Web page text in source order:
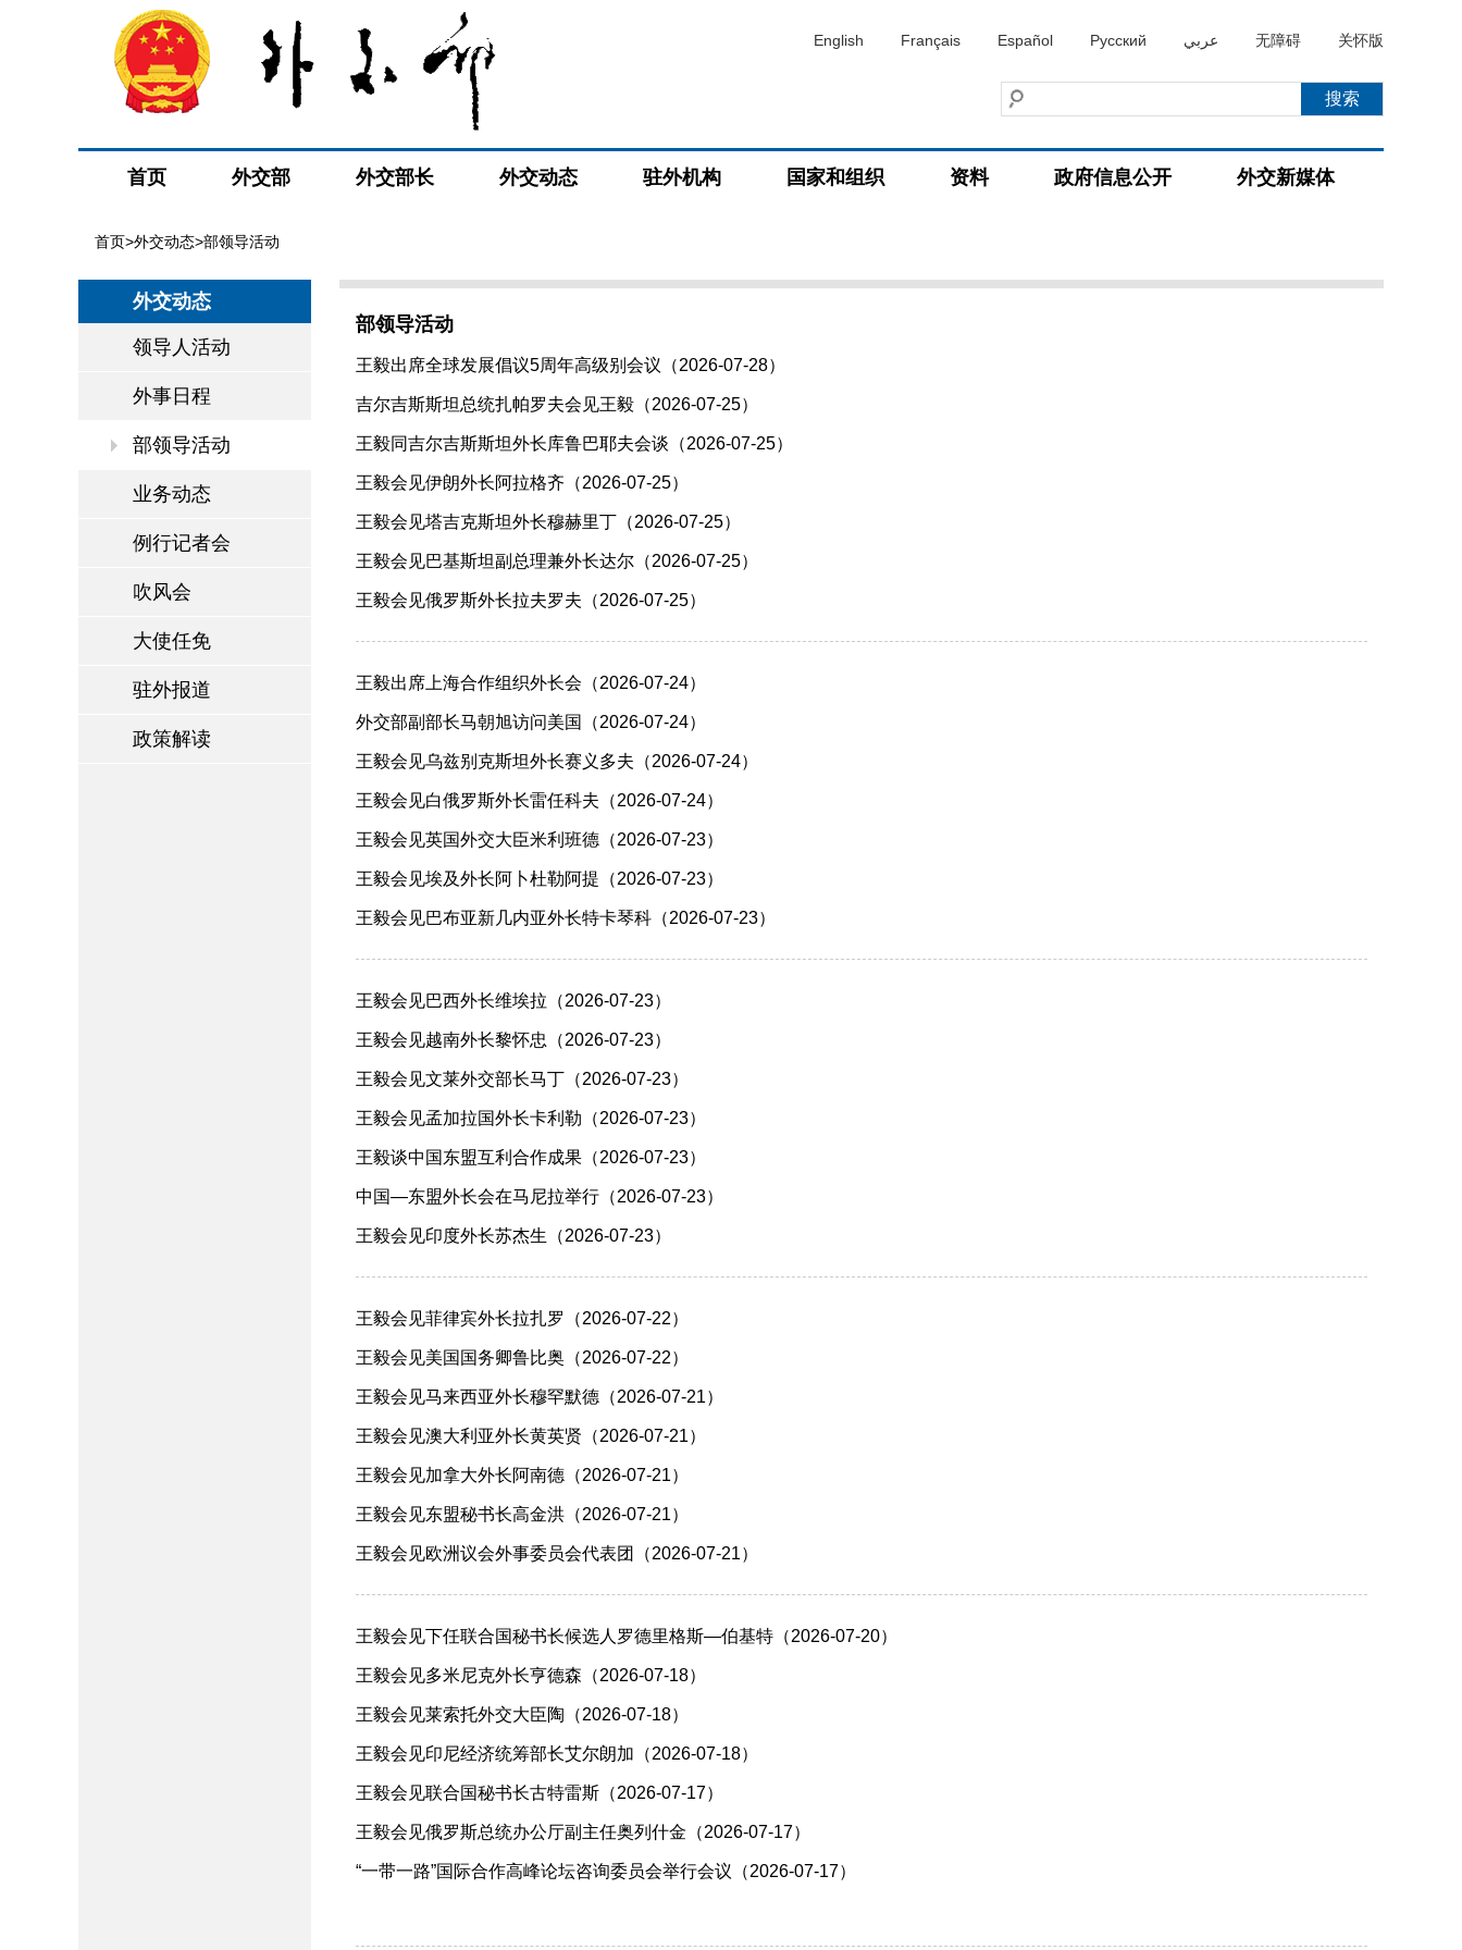
English Français Español Русский عربي 无障碍 关怀版
首页 外交部 外交部长 外交动态 驻外机构 国家和组织 资料 政府信息公开 外交新媒体
首页>外交动态>部领导活动
外交动态
领导人活动
外事日程
部领导活动
业务动态
例行记者会
吹风会
大使任免
驻外报道
政策解读
部领导活动
王毅出席全球发展倡议5周年高级别会议（2026-07-28）
吉尔吉斯斯坦总统扎帕罗夫会见王毅（2026-07-25）
王毅同吉尔吉斯斯坦外长库鲁巴耶夫会谈（2026-07-25）
王毅会见伊朗外长阿拉格齐（2026-07-25）
王毅会见塔吉克斯坦外长穆赫里丁（2026-07-25）
王毅会见巴基斯坦副总理兼外长达尔（2026-07-25）
王毅会见俄罗斯外长拉夫罗夫（2026-07-25）
王毅出席上海合作组织外长会（2026-07-24）
外交部副部长马朝旭访问美国（2026-07-24）
王毅会见乌兹别克斯坦外长赛义多夫（2026-07-24）
王毅会见白俄罗斯外长雷任科夫（2026-07-24）
王毅会见英国外交大臣米利班德（2026-07-23）
王毅会见埃及外长阿卜杜勒阿提（2026-07-23）
王毅会见巴布亚新几内亚外长特卡琴科（2026-07-23）
王毅会见巴西外长维埃拉（2026-07-23）
王毅会见越南外长黎怀忠（2026-07-23）
王毅会见文莱外交部长马丁（2026-07-23）
王毅会见孟加拉国外长卡利勒（2026-07-23）
王毅谈中国东盟互利合作成果（2026-07-23）
中国—东盟外长会在马尼拉举行（2026-07-23）
王毅会见印度外长苏杰生（2026-07-23）
王毅会见菲律宾外长拉扎罗（2026-07-22）
王毅会见美国国务卿鲁比奥（2026-07-22）
王毅会见马来西亚外长穆罕默德（2026-07-21）
王毅会见澳大利亚外长黄英贤（2026-07-21）
王毅会见加拿大外长阿南德（2026-07-21）
王毅会见东盟秘书长高金洪（2026-07-21）
王毅会见欧洲议会外事委员会代表团（2026-07-21）
王毅会见下任联合国秘书长候选人罗德里格斯—伯基特（2026-07-20）
王毅会见多米尼克外长亨德森（2026-07-18）
王毅会见莱索托外交大臣陶（2026-07-18）
王毅会见印尼经济统筹部长艾尔朗加（2026-07-18）
王毅会见联合国秘书长古特雷斯（2026-07-17）
王毅会见俄罗斯总统办公厅副主任奥列什金（2026-07-17）
“一带一路”国际合作高峰论坛咨询委员会举行会议（2026-07-17）